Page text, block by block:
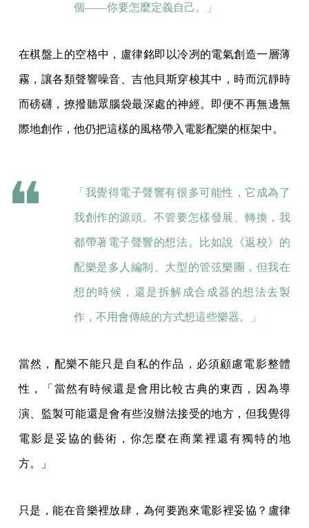
個——你要怎麼定義自己。」
在棋盤上的空格中，盧律銘即以冷冽的電氣創造一層薄
霧，讓各類聲響噪音、吉他貝斯穿梭其中，時而沉靜時
而磅礴，撩撥聽眾腦袋最深處的神經。即便不再無邊無
際地創作，他仍把這樣的風格帶入電影配樂的框架中。
「我覺得電子聲響有很多可能性，它成為了
我創作的源頭。不管要怎樣發展、轉換，我
都帶著電子聲響的想法。比如說《返校》的
配樂是多人編制、大型的管弦樂團，但我在
想的時候，還是拆解成合成器的想法去製
作，不用會傳統的方式想這些樂器。」
當然，配樂不能只是自私的作品，必須顧慮電影整體
性，「當然有時候還是會用比較古典的東西，因為導
演、監製可能還是會有些沒辦法接受的地方，但我覺得
電影是妥協的藝術，你怎麼在商業裡還有獨特的地
方。」
只是，能在音樂裡放肆，為何要跑來電影裡妥協？盧律